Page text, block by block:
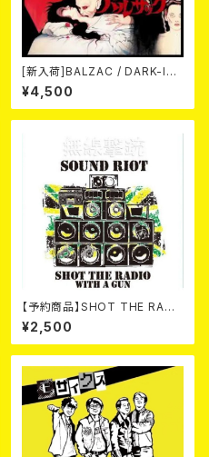
[新入荷]BALZAC / DARK-IS
M -20th Anniversary Comp
ilation- (2CD)
¥4,500
【予約商品】SHOT THE RADI
O WITH A GUN / SOUND RI
OT (CD)【8月８日発売】
¥2,500